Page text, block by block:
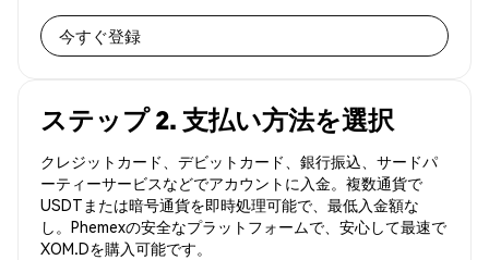
今すぐ登録
ステップ 2. 支払い方法を選択
クレジットカード、デビットカード、銀行振込、サードパ
ーティーサービスなどでアカウントに入金。複数通貨で
USDTまたは暗号通貨を即時処理可能で、最低入金額な
し。Phemexの安全なプラットフォームで、安心して最速で
XOM.Dを購入可能です。